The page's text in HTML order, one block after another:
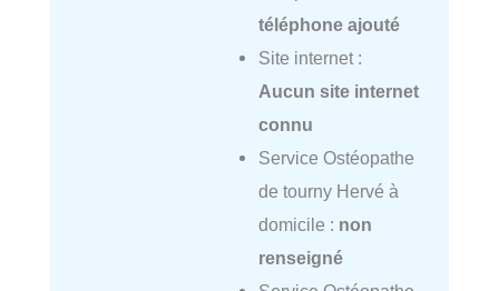
téléphone ajouté
Site internet :
Aucun site internet
connu
Service Ostéopathe
de tourny Hervé à
domicile : non
renseigné